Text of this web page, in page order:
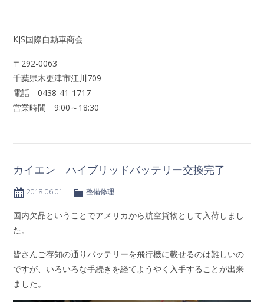
KJS国際自動車商会
〒292-0063
千葉県木更津市江川709
電話 0438-41-1717
営業時間 9:00～18:30
カイエン ハイブリッドバッテリー交換完了
2018.06.01 整備修理
国内欠品ということでアメリカから航空貨物として入荷しまし
た。
皆さんご存知の通りバッテリーを飛行機に載せるのは難しいの
ですが、いろいろな手続きを経てようやく入手することが出来
ました。